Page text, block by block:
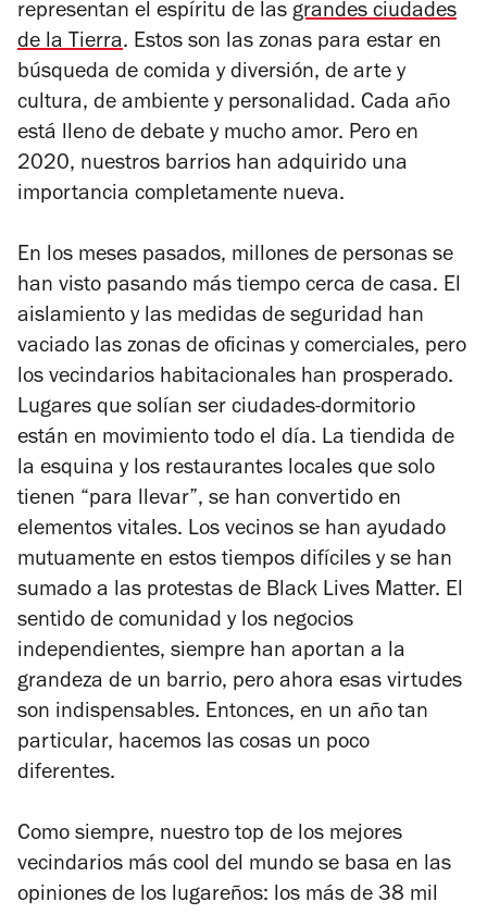
representan el espíritu de las grandes ciudades
de la Tierra. Estos son las zonas para estar en
búsqueda de comida y diversión, de arte y
cultura, de ambiente y personalidad. Cada año
está lleno de debate y mucho amor. Pero en
2020, nuestros barrios han adquirido una
importancia completamente nueva.
En los meses pasados, millones de personas se
han visto pasando más tiempo cerca de casa. El
aislamiento y las medidas de seguridad han
vaciado las zonas de oficinas y comerciales, pero
los vecindarios habitacionales han prosperado.
Lugares que solían ser ciudades-dormitorio
están en movimiento todo el día. La tiendida de
la esquina y los restaurantes locales que solo
tienen “para llevar”, se han convertido en
elementos vitales. Los vecinos se han ayudado
mutuamente en estos tiempos difíciles y se han
sumado a las protestas de Black Lives Matter. El
sentido de comunidad y los negocios
independientes, siempre han aportan a la
grandeza de un barrio, pero ahora esas virtudes
son indispensables. Entonces, en un año tan
particular, hacemos las cosas un poco
diferentes.
Como siempre, nuestro top de los mejores
vecindarios más cool del mundo se basa en las
opiniones de los lugareños: los más de 38 mil